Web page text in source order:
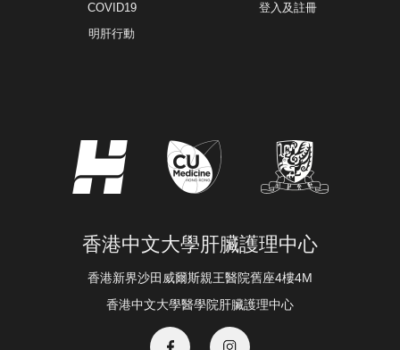
COVID19
明肝行動
登入及註冊
香港中文大學肝臟護理中心
香港新界沙田威爾斯親王醫院舊座4樓4M
香港中文大學醫學院肝臟護理中心